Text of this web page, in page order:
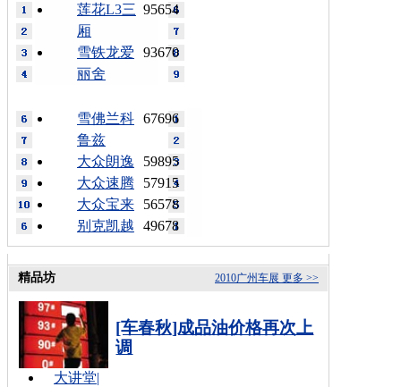
95654
莲花L3三
厢
93670
雪铁龙爱
丽舍
67696
雪佛兰科
鲁兹
59895
大众朗逸
57915
大众速腾
56578
大众宝来
49678
别克凯越
更多 >>
2010广州车展
精品坊
[车春秋]成品油价格再次上
调
大讲堂|